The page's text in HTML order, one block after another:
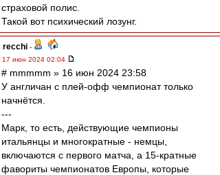
страховой полис.
Такой вот психический лозунг.
recchi -
17 июн 2024 02:04
# mmmmm » 16 июн 2024 23:58
У англичан с плей-офф чемпионат только
начнётся.
---
Марк, то есть, действующие чемпионы
итальянцы и многократные - немцы,
включаются с первого матча, а 15-кратные
фавориты чемпионатов Европы, которые